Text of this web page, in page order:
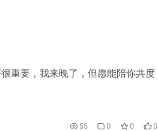
重要，我来晚了，但愿能陪你共度
55 0 0 0